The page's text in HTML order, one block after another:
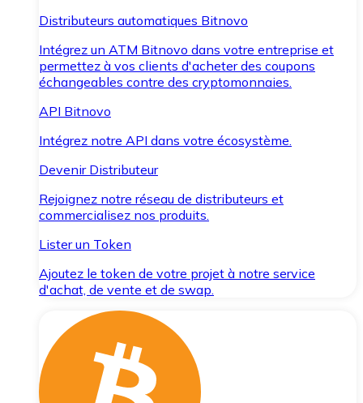
Distributeurs automatiques Bitnovo
Intégrez un ATM Bitnovo dans votre entreprise et
permettez à vos clients d'acheter des coupons
échangeables contre des cryptomonnaies.
API Bitnovo
Intégrez notre API dans votre écosystème.
Devenir Distributeur
Rejoignez notre réseau de distributeurs et
commercialisez nos produits.
Lister un Token
Ajoutez le token de votre projet à notre service
d'achat, de vente et de swap.